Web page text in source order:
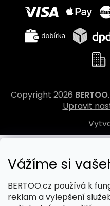
Vážíme si
BERTOO.cz používá k
reklam a vylepšení
Copyright 2026 BERTOO
Upravit